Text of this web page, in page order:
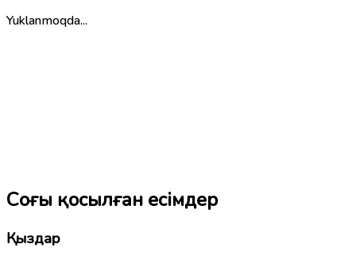
Yuklanmoqda...
Соңғы қосылған есімдер
Қыздар